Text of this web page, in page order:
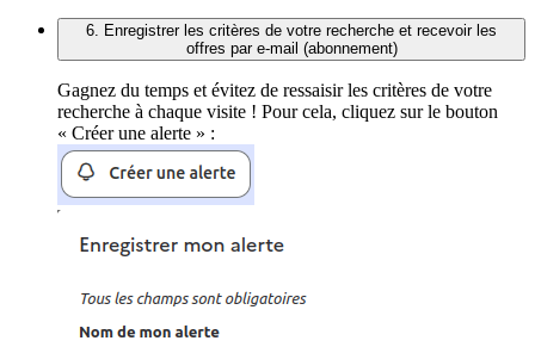
6. Enregistrer les critères de votre recherche et recevoir les
offres par e-mail (abonnement)
Gagnez du temps et évitez de ressaisir les critères de votre
recherche à chaque visite ! Pour cela, cliquez sur le bouton
« Créer une alerte » :